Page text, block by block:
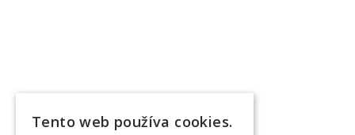
Tento web používa cookies.